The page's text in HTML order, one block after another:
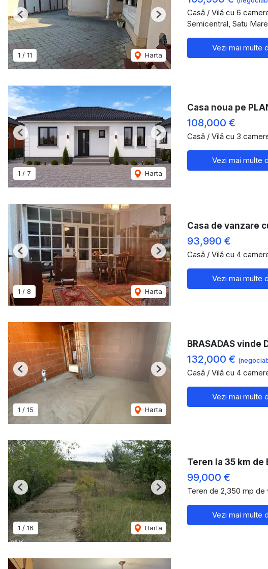
1 / 11 Harta
Previous Next
Casă / Vilă cu 6
Semicentral, Satu Mare
Vezi mai multe
1 / 7 Harta
Previous Next
Casa noua pe
108,000 €
Casă / Vilă cu 3
Vezi mai multe
1 / 8 Harta
Previous Next
Casa de vanzare
93,990 €
Casă / Vilă cu 4
Vezi mai multe
1 / 15 Harta
Previous Next
BRASADAS vinde
132,000 €
Casă / Vilă cu 4
Vezi mai multe
1 / 16 Harta
Previous Next
Teren la 35 km
99,000 €
Teren de 2,350 mp de
Vezi mai multe